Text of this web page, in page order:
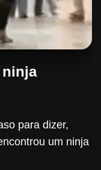
ninja
para dizer,
um ninja